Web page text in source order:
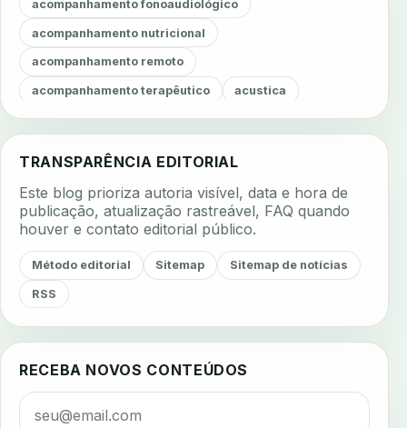
acompanhamento fonoaudiológico
acompanhamento nutricional
acompanhamento remoto
acompanhamento terapêutico acustica
acustica clinica adesao adesao ao tratamento
aerossois agenda agenda clinica
agenda inteligente agenda odontologica
agendamento agendamento digital
agendamento inteligente
algometria alinhadores alta digital
alta rotacao
TRANSPARÊNCIA EDITORIAL
Este blog prioriza autoria visível, data e hora de
publicação, atualização rastreável, FAQ quando
houver e contato editorial público.
Método editorial Sitemap Sitemap de notícias
RSS
RECEBA NOVOS CONTEÚDOS